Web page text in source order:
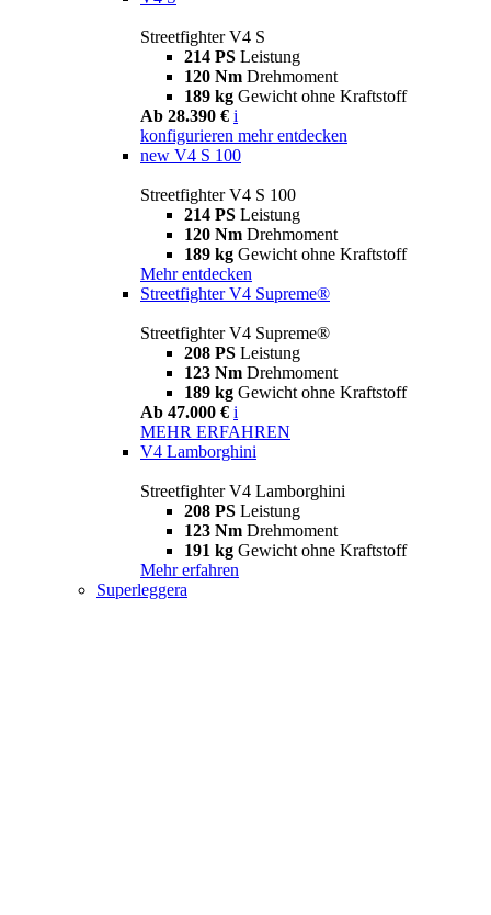
Streetfighter V4 S
214 PS Leistung
120 Nm Drehmoment
189 kg Gewicht ohne Kraftstoff
Ab 28.390 € i
konfigurieren mehr entdecken
new V4 S 100
Streetfighter V4 S 100
214 PS Leistung
120 Nm Drehmoment
189 kg Gewicht ohne Kraftstoff
Mehr entdecken
Streetfighter V4 Supreme®
Streetfighter V4 Supreme®
208 PS Leistung
123 Nm Drehmoment
189 kg Gewicht ohne Kraftstoff
Ab 47.000 € i
MEHR ERFAHREN
V4 Lamborghini
Streetfighter V4 Lamborghini
208 PS Leistung
123 Nm Drehmoment
191 kg Gewicht ohne Kraftstoff
Mehr erfahren
Superleggera